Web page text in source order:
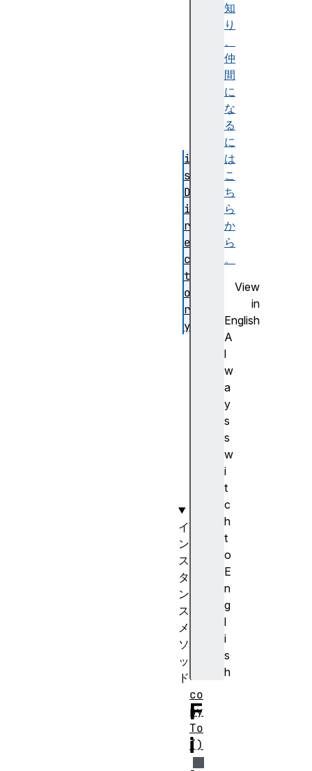
知
り
、
仲
間
に
な
る
に
は
こ
ち
ら
か
ら
。
View
in
English
A
l
w
a
y
s
s
w
i
t
c
h
t
o
E
n
g
l
i
s
h
F
i
i
s
D
i
r
e
c
t
o
r
y
イ
ン
ス
タ
ン
ス
メ
ソ
ッ
ド
co
py
To
()